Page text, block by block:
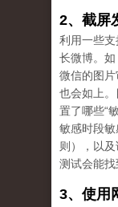
2、截屏
利用一些
长微博。
微信的图
也会如上
置了哪些“
敏感时段
则），以及
测试会能找
3、使用